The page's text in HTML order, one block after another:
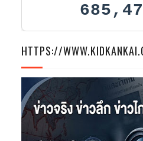
HTTPS://